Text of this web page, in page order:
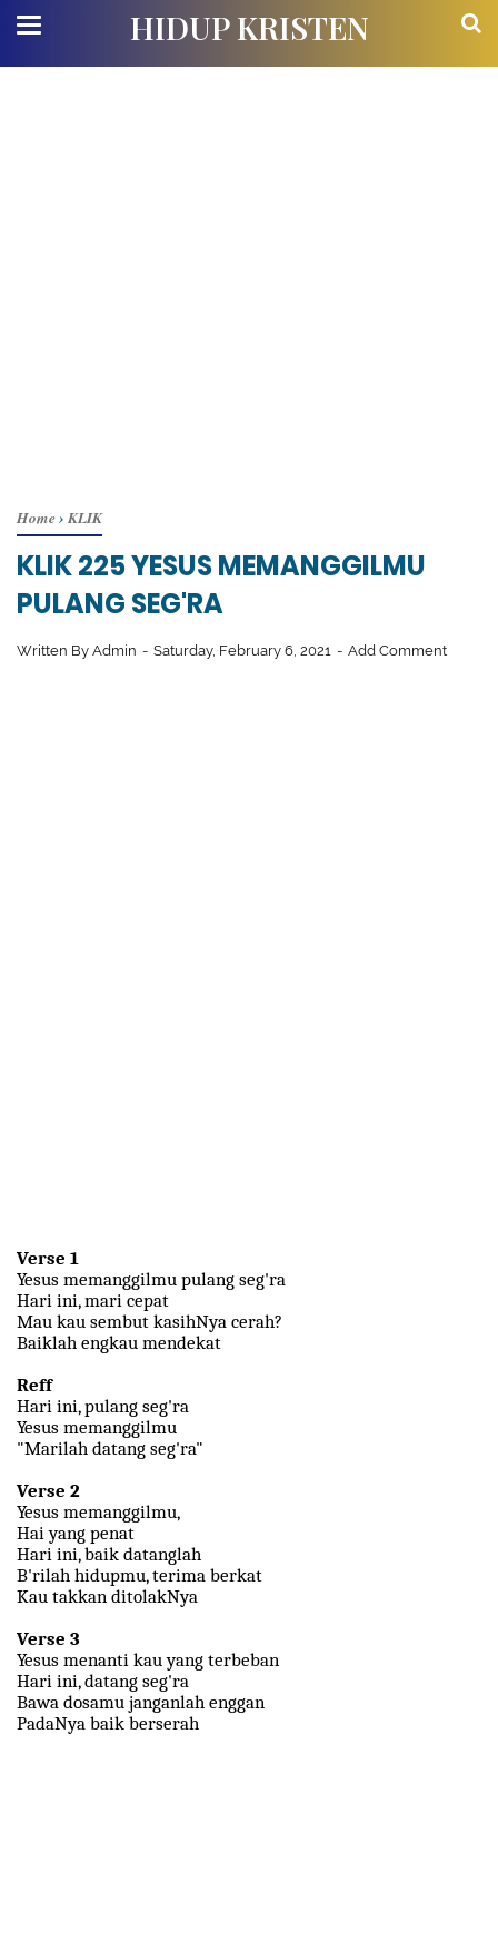
HIDUP KRISTEN
Home› KLIK
KLIK 225 YESUS MEMANGGILMU
PULANG SEG'RA
Written By Admin Saturday, February 6, 2021 Add Comment
Verse 1
Yesus memanggilmu pulang seg'ra
Hari ini, mari cepat
Mau kau sembut kasihNya cerah?
Baiklah engkau mendekat
Reff
Hari ini, pulang seg'ra
Yesus memanggilmu
"Marilah datang seg'ra"
Verse 2
Yesus memanggilmu,
Hai yang penat
Hari ini, baik datanglah
B'rilah hidupmu, terima berkat
Kau takkan ditolakNya
Verse 3
Yesus menanti kau yang terbeban
Hari ini, datang seg'ra
Bawa dosamu janganlah enggan
PadaNya baik berserah